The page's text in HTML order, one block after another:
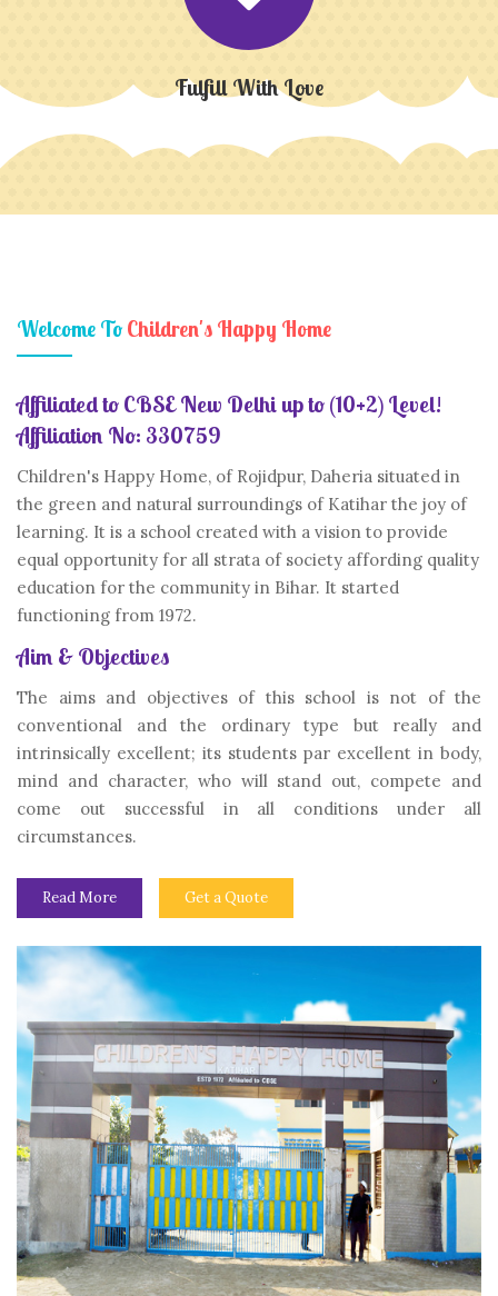
Fulfill With Love
Welcome ToChildren's Happy Home
Affiliated to CBSE New Delhi up to (10+2) Level!
Affiliation No: 330759
Children's Happy Home, of Rojidpur, Daheria situated in
the green and natural surroundings of Katihar the joy of
learning. It is a school created with a vision to provide
equal opportunity for all strata of society affording quality
education for the community in Bihar. It started
functioning from 1972.
Aim & Objectives
The aims and objectives of this school is not of the
conventional and the ordinary type but really and
intrinsically excellent; its students par excellent in body,
mind and character, who will stand out, compete and
come out successful in all conditions under all
circumstances.
Read More Get a Quote